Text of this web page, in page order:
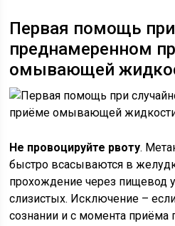
Первая помощь
преднамеренном
омывающей
Не провоцируйте рвоту.
быстро всасываются в
прохождение через пищевод
слизистых. Исключение –
сознании и с момента